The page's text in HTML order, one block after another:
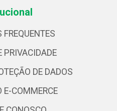
FREQUENTES
PRIVACIDADE
DE DADOS
E-COMMERCE